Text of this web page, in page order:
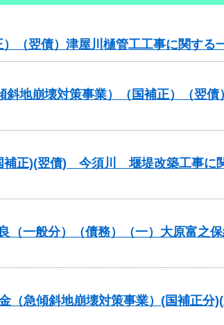
（翌債）津屋川樋管工工事に関する
斜地崩壊対策事業）（国補正）（翌
補正)(翌債) 今須川 堰堤改築工事に
一般分）（債務）（一）大原富之
（急傾斜地崩壊対策事業）(国補正